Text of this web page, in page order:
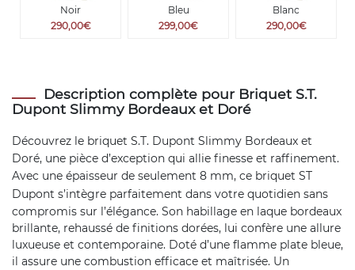
Noir
290,00€
Bleu
299,00€
Blanc
290,00€
Description complète pour Briquet S.T.
Dupont Slimmy Bordeaux et Doré
Découvrez le briquet S.T. Dupont Slimmy Bordeaux et
Doré, une pièce d’exception qui allie finesse et raffinement.
Avec une épaisseur de seulement 8 mm, ce briquet ST
Dupont s’intègre parfaitement dans votre quotidien sans
compromis sur l’élégance. Son habillage en laque bordeaux
brillante, rehaussé de finitions dorées, lui confère une allure
luxueuse et contemporaine. Doté d’une flamme plate bleue,
il assure une combustion efficace et maîtrisée. Un